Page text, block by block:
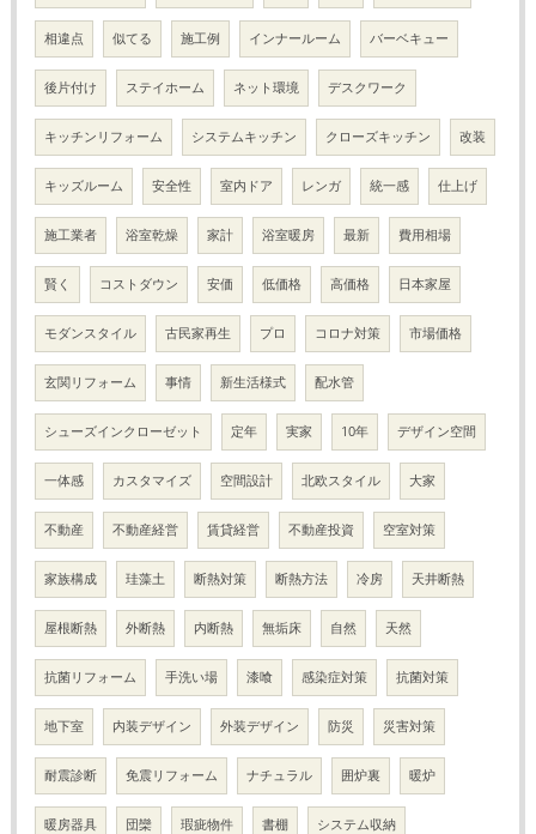
相違点 似てる 施工例 インナールーム バーベキュー
後片付け ステイホーム ネット環境 デスクワーク
キッチンリフォーム システムキッチン クローズキッチン 改装
キッズルーム 安全性 室内ドア レンガ 統一感 仕上げ
施工業者 浴室乾燥 家計 浴室暖房 最新 費用相場
賢く コストダウン 安価 低価格 高価格 日本家屋
モダンスタイル 古民家再生 プロ コロナ対策 市場価格
玄関リフォーム 事情 新生活様式 配水管
シューズインクローゼット 定年 実家 10年 デザイン空間
一体感 カスタマイズ 空間設計 北欧スタイル 大家
不動産 不動産経営 賃貸経営 不動産投資 空室対策
家族構成 珪藻土 断熱対策 断熱方法 冷房 天井断熱
屋根断熱 外断熱 内断熱 無垢床 自然 天然
抗菌リフォーム 手洗い場 漆喰 感染症対策 抗菌対策
地下室 内装デザイン 外装デザイン 防災 災害対策
耐震診断 免震リフォーム ナチュラル 囲炉裏 暖炉
暖房器具 団欒 瑕疵物件 書棚 システム収納